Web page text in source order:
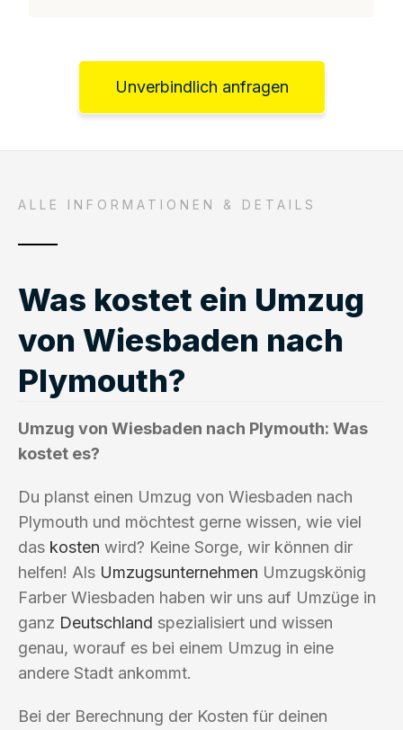
Unverbindlich anfragen
ALLE INFORMATIONEN & DETAILS
Was kostet ein Umzug
von Wiesbaden nach
Plymouth?
Umzug von Wiesbaden nach Plymouth: Was
kostet es?
Du planst einen Umzug von Wiesbaden nach
Plymouth und möchtest gerne wissen, wie viel
das kosten wird? Keine Sorge, wir können dir
helfen! Als Umzugsunternehmen Umzugskönig
Farber Wiesbaden haben wir uns auf Umzüge in
ganz Deutschland spezialisiert und wissen
genau, worauf es bei einem Umzug in eine
andere Stadt ankommt.
Bei der Berechnung der Kosten für deinen